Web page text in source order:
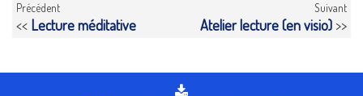
Précédent
<< Lecture méditative
Suivant
Atelier lecture (en visio) >>